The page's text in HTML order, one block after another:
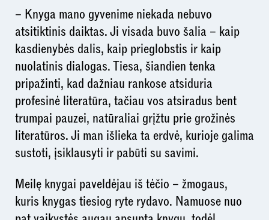
– Knyga mano gyvenime niekada nebuvo
atsitiktinis daiktas. Ji visada buvo šalia – kaip
kasdienybės dalis, kaip prieglobstis ir kaip
nuolatinis dialogas. Tiesa, šiandien tenka
pripažinti, kad dažniau rankose atsiduria
profesinė literatūra, tačiau vos atsiradus bent
trumpai pauzei, natūraliai grįžtu prie grožinės
literatūros. Ji man išlieka ta erdvė, kurioje galima
sustoti, įsiklausyti ir pabūti su savimi.
Meilę knygai paveldėjau iš tėčio – žmogaus,
kuris knygas tiesiog ryte rydavo. Namuose nuo